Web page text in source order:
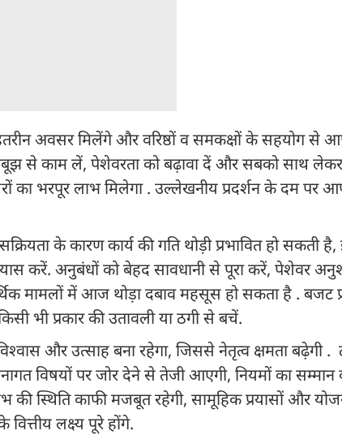
अवसर मिलेंगे और वरिष्ठों व समकक्षों के सहयोग से
से काम लें, पेशेवरता को बढ़ावा दें और सबको साथ
का भरपूर लाभ मिलेगा . उल्लेखनीय प्रदर्शन के दम पर
के कारण कार्य की गति थोड़ी प्रभावित हो सकती
करें. अनुबंधों को बेहद सावधानी से पूरा करें, पेशेवर
मामलों में आज थोड़ा दबाव महसूस हो सकता है . बजट
भी प्रकार की उतावली या ठगी से बचें.
और उत्साह बना रहेगा, जिससे नेतृत्व क्षमता बढ़ेगी .
विषयों पर जोर देने से तेजी आएगी, नियमों का
स्थिति काफी मजबूत रहेगी, सामूहिक प्रयासों और
लक्ष्य पूरे होंगे.